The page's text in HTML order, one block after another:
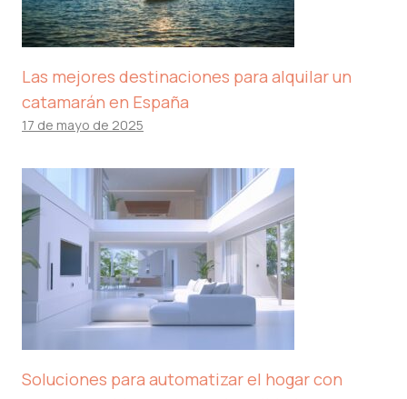
Las mejores destinaciones para alquilar un
catamarán en España
17 de mayo de 2025
Soluciones para automatizar el hogar con